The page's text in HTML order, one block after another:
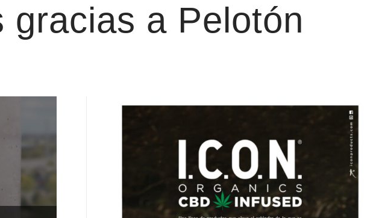
gracias a Pelotón